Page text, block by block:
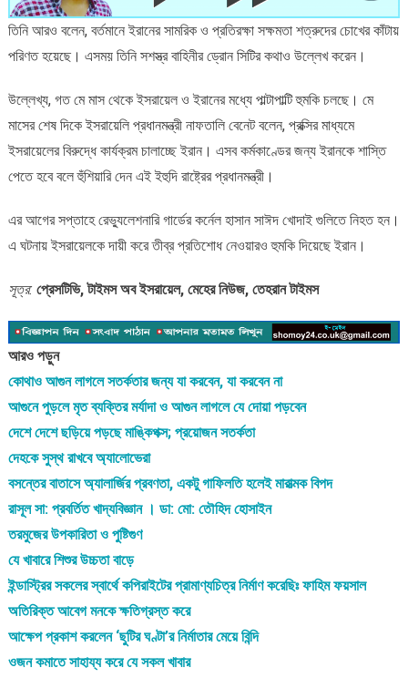
তিনি আরও বলেন, বর্তমানে ইরানের সামরিক ও প্রতিরক্ষা সক্ষমতা শত্রুদের চোখের কাঁটায়
পরিণত হয়েছে। এসময় তিনি সশস্ত্র বাহিনীর ড্রোন সিটির কথাও উল্লেখ করেন।
উল্লেখ্য, গত মে মাস থেকে ইসরায়েল ও ইরানের মধ্যে পাল্টাপাল্টি হুমকি চলছে। মে
মাসের শেষ দিকে ইসরায়েলি প্রধানমন্ত্রী নাফতালি বেনেট বলেন, প্রক্সির মাধ্যমে
ইসরায়েলের বিরুদ্ধে কার্যক্রম চালাচ্ছে ইরান। এসব কর্মকাণ্ডের জন্য ইরানকে শাস্তি
পেতে হবে বলে হুঁশিয়ারি দেন এই ইহুদি রাষ্ট্রের প্রধানমন্ত্রী।
এর আগের সপ্তাহে রেভ্যুলেশনারি গার্ডের কর্নেল হাসান সাঈদ খোদাই গুলিতে নিহত হন।
এ ঘটনায় ইসরায়েলকে দায়ী করে তীব্র প্রতিশোধ নেওয়ারও হুমকি দিয়েছে ইরান।
সূত্র: প্রেসটিভি, টাইমস অব ইসরায়েল, মেহের নিউজ, তেহরান টাইমস
আরও পড়ুন
কোথাও আগুন লাগলে সতর্কতার জন্য যা করবেন, যা করবেন না
আগুনে পুড়লে মৃত ব্যক্তির মর্যাদা ও আগুন লাগলে যে দোয়া পড়বেন
দেশে দেশে ছড়িয়ে পড়ছে মাঙ্কিপক্স; প্রয়োজন সতর্কতা
দেহকে সুস্থ রাখবে অ্যালোভেরা
বসন্তের বাতাসে অ্যালার্জির প্রবণতা, একটু গাফিলতি হলেই মারাত্মক বিপদ
রাসূল সা: প্রবর্তিত খাদ্যবিজ্ঞান । ডা: মো: তৌহিদ হোসাইন
তরমুজের উপকারিতা ও পুষ্টিগুণ
যে খাবারে শিশুর উচ্চতা বাড়ে
ইন্ডাস্ট্রির সকলের স্বার্থে কপিরাইটের প্রামাণ্যচিত্র নির্মাণ করেছিঃ ফাহিম ফয়সাল
অতিরিক্ত আবেগ মনকে ক্ষতিগ্রস্ত করে
আক্ষেপ প্রকাশ করলেন ‘ছুটির ঘণ্টা’র নির্মাতার মেয়ে বিন্দি
ওজন কমাতে সাহায্য করে যে সকল খাবার